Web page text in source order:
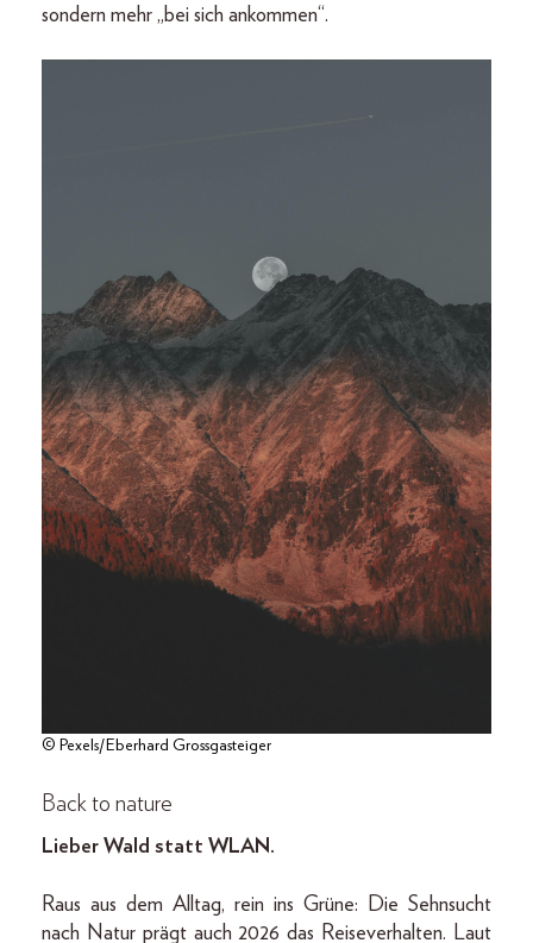
sondern mehr „bei sich ankommen“.
© Pexels/Eberhard Grossgasteiger
Back to nature
Lieber Wald statt WLAN.
Raus aus dem Alltag, rein ins Grüne: Die Sehnsucht
nach Natur prägt auch 2026 das Reiseverhalten. Laut